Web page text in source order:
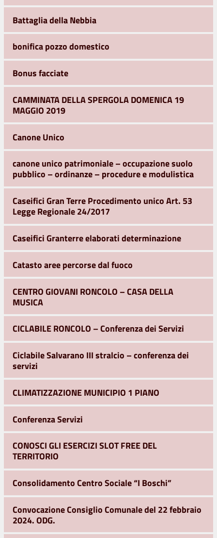
Battaglia della Nebbia
bonifica pozzo domestico
Bonus facciate
CAMMINATA DELLA SPERGOLA DOMENICA 19
MAGGIO 2019
Canone Unico
canone unico patrimoniale – occupazione suolo
pubblico – ordinanze – procedure e modulistica
Caseifici Gran Terre Procedimento unico Art. 53
Legge Regionale 24/2017
Caseifici Granterre elaborati determinazione
Catasto aree percorse dal fuoco
CENTRO GIOVANI RONCOLO – CASA DELLA
MUSICA
CICLABILE RONCOLO – Conferenza dei Servizi
Ciclabile Salvarano III stralcio – conferenza dei
servizi
CLIMATIZZAZIONE MUNICIPIO 1 PIANO
Conferenza Servizi
CONOSCI GLI ESERCIZI SLOT FREE DEL
TERRITORIO
Consolidamento Centro Sociale “I Boschi”
Convocazione Consiglio Comunale del 22 febbraio
2024. ODG.